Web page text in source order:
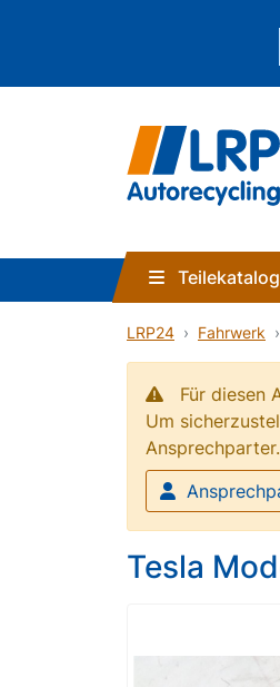
Teilekatalog
LRP24 Fahrwerk
Für diesen
Um
Ansprechparter.
Tesla